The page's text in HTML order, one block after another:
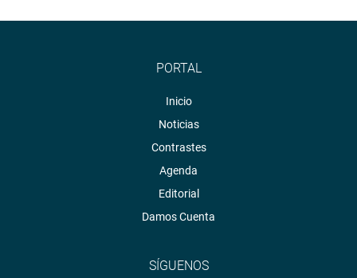
PORTAL
Inicio
Noticias
Contrastes
Agenda
Editorial
Damos Cuenta
SÍGUENOS